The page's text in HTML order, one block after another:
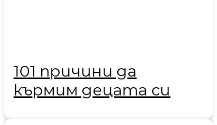
101 причини да
кърмим децата си